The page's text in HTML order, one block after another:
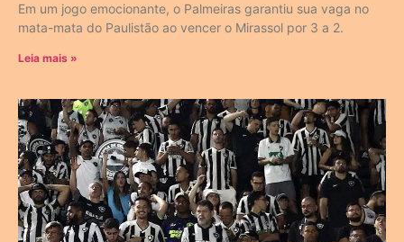
Em um jogo emocionante, o Palmeiras garantiu sua vaga no
mata-mata do Paulistão ao vencer o Mirassol por 3 a 2.
Leia mais »